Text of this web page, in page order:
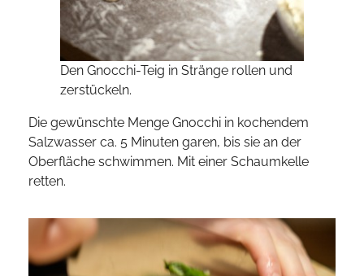
Den Gnocchi-Teig in Stränge rollen und
zerstückeln.
Die gewünschte Menge Gnocchi in kochendem
Salzwasser ca. 5 Minuten garen, bis sie an der
Oberfläche schwimmen. Mit einer Schaumkelle
retten.